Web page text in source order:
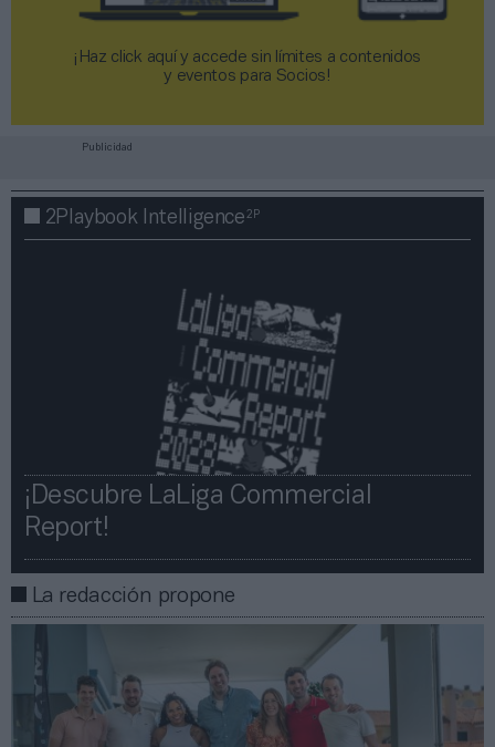
¡Haz click aquí y accede sin límites a contenidos
y eventos para Socios!​​​​​​​
Publicidad
2Playbook Intelligence2P
¡Descubre LaLiga Commercial
Report!​​
La redacción propone